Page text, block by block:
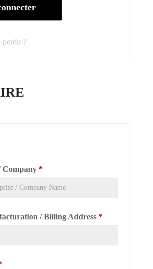
perdu ?
Company *
/ Billing Address *